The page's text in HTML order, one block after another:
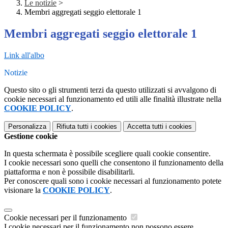
Le notizie >
Membri aggregati seggio elettorale 1
Membri aggregati seggio elettorale 1
Link all'albo
Notizie
Questo sito o gli strumenti terzi da questo utilizzati si avvalgono di
cookie necessari al funzionamento ed utili alle finalità illustrate nella
COOKIE POLICY.
Personalizza Rifiuta tutti i cookies Accetta tutti i cookies
Gestione cookie
In questa schermata è possibile scegliere quali cookie consentire.
I cookie necessari sono quelli che consentono il funzionamento della
piattaforma e non è possibile disabilitarli.
Per conoscere quali sono i cookie necessari al funzionamento potete
visionare la COOKIE POLICY.
Cookie necessari per il funzionamento